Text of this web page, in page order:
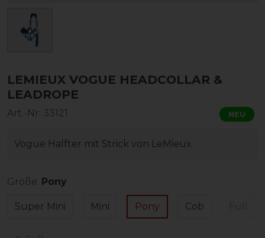
LEMIEUX VOGUE HEADCOLLAR &
LEADROPE
Art.-Nr: 33121 NEU
Vogue Halfter mit Strick von LeMieux
Größe: Pony
Super Mini Mini Pony Cob